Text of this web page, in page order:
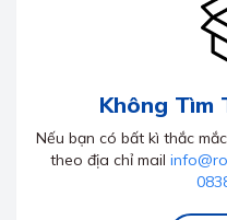
Không Tìm
Nếu bạn có bất kì thắc
theo địa chỉ mail